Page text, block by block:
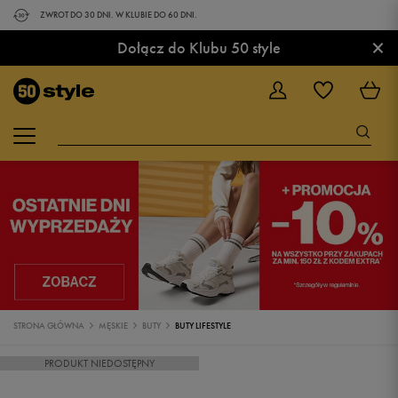
ZWROT DO 30 DNI. W KLUBIE DO 60 DNI.
Dołącz do Klubu 50 style ×
STRONA GŁÓWNA MĘSKIE BUTY BUTY LIFESTYLE
PRODUKT NIEDOSTĘPNY